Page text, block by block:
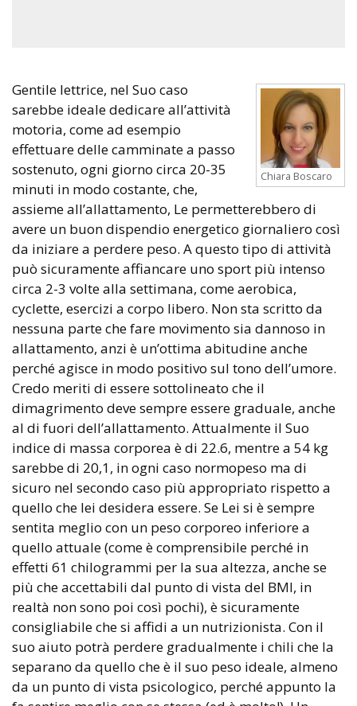
Chiara Boscaro
Gentile lettrice, nel Suo caso
sarebbe ideale dedicare all’attività
motoria, come ad esempio
effettuare delle camminate a passo
sostenuto, ogni giorno circa 20-35
minuti in modo costante, che,
assieme all’allattamento, Le permetterebbero di
avere un buon dispendio energetico giornaliero così
da iniziare a perdere peso. A questo tipo di attività
può sicuramente affiancare uno sport più intenso
circa 2-3 volte alla settimana, come aerobica,
cyclette, esercizi a corpo libero. Non sta scritto da
nessuna parte che fare movimento sia dannoso in
allattamento, anzi è un’ottima abitudine anche
perché agisce in modo positivo sul tono dell’umore.
Credo meriti di essere sottolineato che il
dimagrimento deve sempre essere graduale, anche
al di fuori dell’allattamento. Attualmente il Suo
indice di massa corporea è di 22.6, mentre a 54 kg
sarebbe di 20,1, in ogni caso normopeso ma di
sicuro nel secondo caso più appropriato rispetto a
quello che lei desidera essere. Se Lei si è sempre
sentita meglio con un peso corporeo inferiore a
quello attuale (come è comprensibile perché in
effetti 61 chilogrammi per la sua altezza, anche se
più che accettabili dal punto di vista del BMI, in
realtà non sono poi così pochi), è sicuramente
consigliabile che si affidi a un nutrizionista. Con il
suo aiuto potrà perdere gradualmente i chili che la
separano da quello che è il suo peso ideale, almeno
da un punto di vista psicologico, perché appunto la